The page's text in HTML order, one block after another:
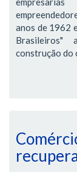
anos de 1962
Brasileiros"
construção do